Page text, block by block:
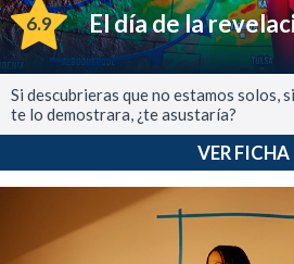
6.9 El día de la
Si descubrieras que no estamos solos,
te lo demostrara, ¿te asustaría?
VER FICHA